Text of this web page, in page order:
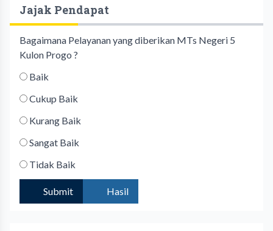
Jajak Pendapat
Bagaimana Pelayanan yang diberikan MTs Negeri 5
Kulon Progo ?
Baik
Cukup Baik
Kurang Baik
Sangat Baik
Tidak Baik
Submit Hasil